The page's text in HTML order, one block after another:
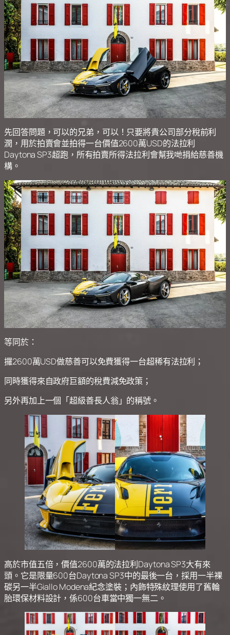
先回答問題，可以的兄弟，可以！只要將貴公司部分稅前利
潤，用於拍賣會並拍得一台價值2600萬USD的法拉利
Daytona SP3超跑，所有拍賣所得法拉利會幫我哋捐給慈善機
構。
等同於：
攞2600萬USD做慈善可以免費獲得一台超稀有法拉利；
同時獲得來自政府巨額的稅費減免政策；
另外再加上一個「超級善長人翁」的稱號。
高於市值五倍，價值2600萬的法拉利Daytona SP3大有來
頭。它是限量600台Daytona SP3中的最後一台，採用一半裸
碳另一半Giallo Modena紀念塗裝；內飾特殊紋理使用了舊輪
胎環保材料設計，係600台車當中獨一無二。